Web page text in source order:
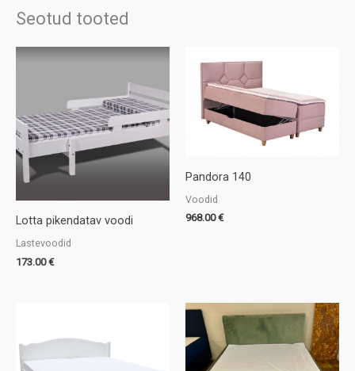
Seotud tooted
Lotta pikendatav voodi
Lastevoodid
173.00€
Pandora 140
Voodid
968.00€